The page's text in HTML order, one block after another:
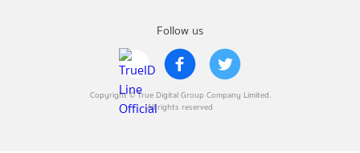
Follow us
Copyright © True Digital Group Company Limited.
All rights reserved